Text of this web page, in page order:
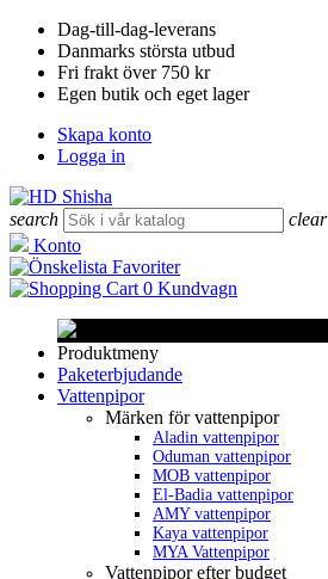
Dag-till-dag-leverans
Danmarks största utbud
Fri frakt över 750 kr
Egen butik och eget lager
Skapa konto
Logga in
search
clear
Konto
Favoriter
0 Kundvagn
Produktmeny
Paketerbjudande
Vattenpipor
Märken för vattenpipor
Aladin vattenpipor
Oduman vattenpipor
MOB vattenpipor
El-Badia vattenpipor
AMY vattenpipor
Kaya vattenpipor
MYA Vattenpipor
Vattenpipor efter budget